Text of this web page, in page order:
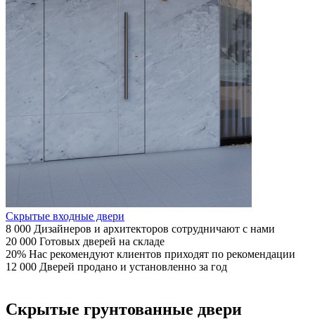
Скрытые входные двери
8 000 Дизайнеров и архитекторов сотрудничают с нами
20 000 Готовых дверей на складе
20% Нас рекомендуют клиентов приходят по рекомендации
12 000 Дверей продано и установленно за год
Скрытые грунтованные двери